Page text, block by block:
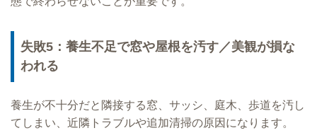
失敗5：養生不足で窓や屋根を汚す／美観が損な
われる
養生が不十分だと隣接する窓、サッシ、庭木、歩道を汚し
てしまい、近隣トラブルや追加清掃の原因になります。